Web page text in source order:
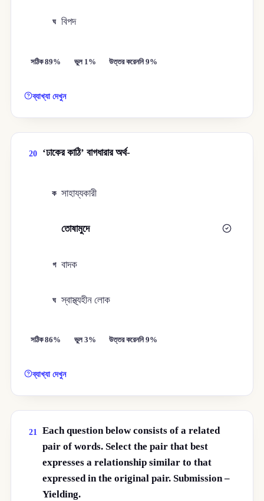
ঘ বিপদ
সঠিক 89% ভুল 1% উত্তর করেননি 9%
ব্যাখ্যা দেখুন
20 ‘ঢাকের কাঠি’ বাগধারার অর্থ-
ক সাহায্যকারী
তোষামুদে
গ বাদক
ঘ স্বাস্থ্যহীন লোক
সঠিক 86% ভুল 3% উত্তর করেননি 9%
ব্যাখ্যা দেখুন
21
Each question below consists of a related
pair of words. Select the pair that best
expresses a relationship similar to that
expressed in the original pair. Submission –
Yielding.